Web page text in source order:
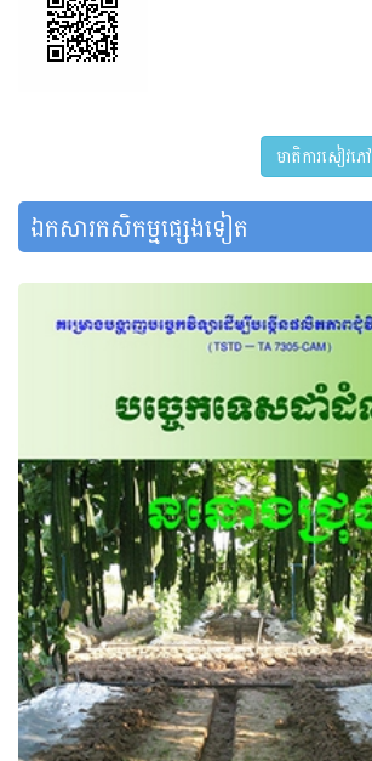
មាតិការសៀវភៅ
ឯកសារកសិកម្មផ្សេងទៀត